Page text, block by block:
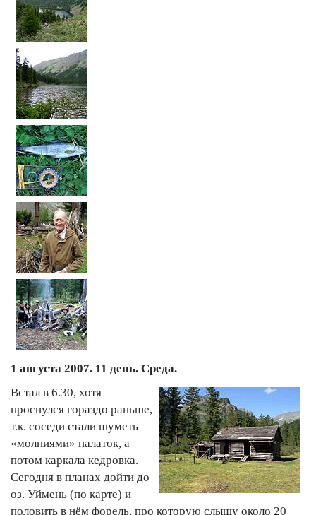
1 августа 2007. 11 день. Среда.
Встал в 6.30, хотя
проснулся гораздо раньше,
т.к. соседи стали шуметь
«молниями» палаток, а
потом каркала кедровка.
Сегодня в планах дойти до
оз. Уймень (по карте) и
половить в нём форель, про которую слышу около 20